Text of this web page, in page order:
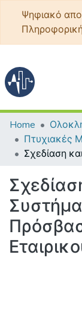
Ψηφιακό
Communities &
All of DSpace
Home